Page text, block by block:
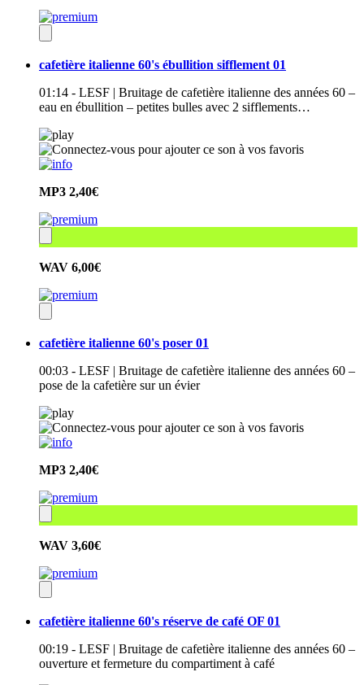
cafetière italienne 60's ébullition sifflement 01
01:14 - LESF | Bruitage de cafetière italienne des années 60 –
eau en ébullition – petites bulles avec 2 sifflements…
MP3 2,40€
WAV 6,00€
cafetière italienne 60's poser 01
00:03 - LESF | Bruitage de cafetière italienne des années 60 –
pose de la cafetière sur un évier
MP3 2,40€
WAV 3,60€
cafetière italienne 60's réserve de café OF 01
00:19 - LESF | Bruitage de cafetière italienne des années 60 –
ouverture et fermeture du compartiment à café